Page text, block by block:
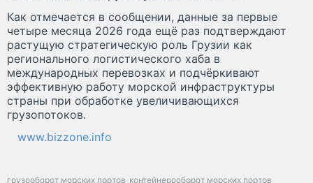
Как отмечается в сообщении, данные за первые
четыре месяца 2026 года ещё раз подтверждают
растущую стратегическую роль Грузии как
регионального логистического хаба в
международных перевозках и подчёркивают
эффективную работу морской инфраструктуры
страны при обработке увеличивающихся
грузопотоков.
www.bizzone.info
грузооборот морских портов контейнерооборот морских портов